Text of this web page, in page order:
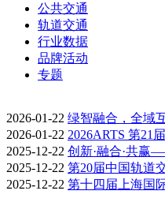
公共交通
轨道交通
行业数据
品牌活动
专题
2026-01-22 绿智融合，全域
2026-01-22 2026ARTS 第21
2025-12-22 创新·融合·共赢
2025-12-22 第20届中国轨道
2025-12-22 第十四届上海国